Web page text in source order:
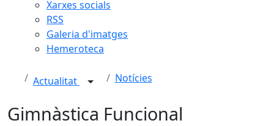
Xarxes socials
RSS
Galeria d'imatges
Hemeroteca
Actualitat Notícies
Gimnàstica Funcional